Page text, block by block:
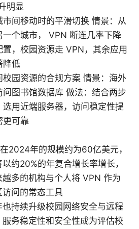
明显
间移动时的平滑切换 情景：从
一个城市， VPN 断连几率下降
，校园资源走 VPN，其余应用
降低
园资源的合规方案 情景：海外
图书馆数据库 做法：结合两步
用近端服务器，访问稳定性提
更可靠
2024年的规模约为60亿美元，
约20%的年复合增长率增长，
多的机构与个人将 VPN 作为
访问的常态工具
也持续升级校园网络安全与远程
务稳定性和安全性成为评估校